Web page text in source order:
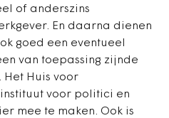
of anderszins
En daarna dienen
goed een eventueel
van toepassing zijnde
Het Huis voor
voor politici en
mee te maken. Ook is